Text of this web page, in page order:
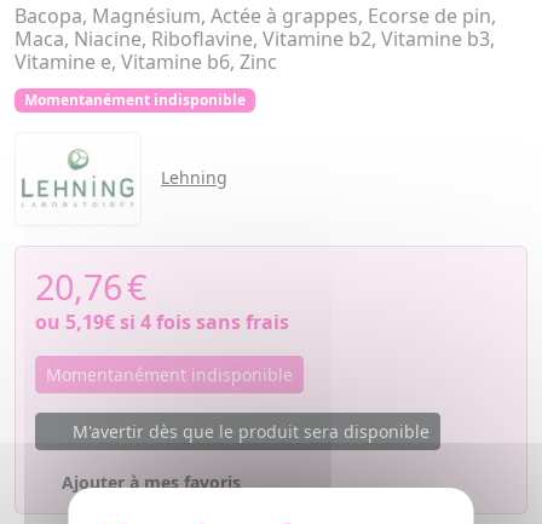
Bacopa, Magnésium, Actée à grappes, Ecorse de pin,
Maca, Niacine, Riboflavine, Vitamine b2, Vitamine b3,
Vitamine e, Vitamine b6, Zinc
Momentanément indisponible
Lehning
20,76€
ou 5,19€si 4 fois sans frais
Momentanément indisponible
M'avertir dès que le produit sera disponible
Ajouter à mes favoris